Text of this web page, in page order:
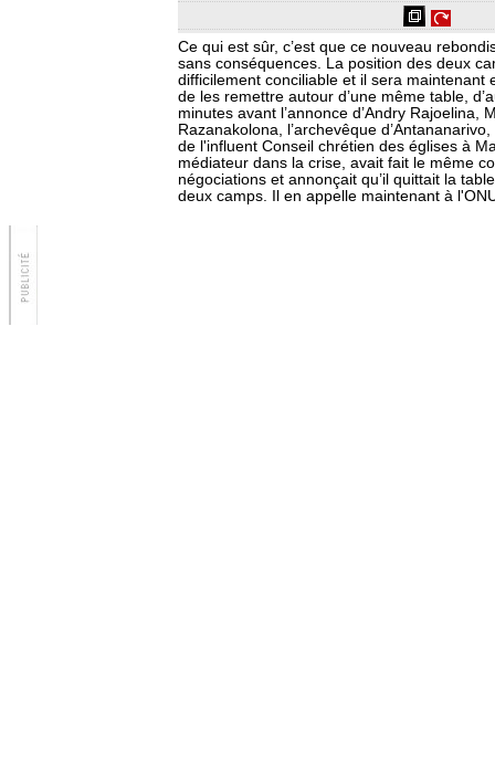
Ce qui est sûr, c’est que ce nouveau
sans conséquences. La position des deux
difficilement conciliable et il sera maintenant
de les remettre autour d’une même table,
minutes avant l’annonce d’Andry Rajoelina,
Razanakolona, l’archevêque
de l'influent Conseil chrétien des églises à
médiateur dans la crise, avait fait le même
négociations et annonçait qu’il quittait la
deux camps. Il en appelle maintenant à